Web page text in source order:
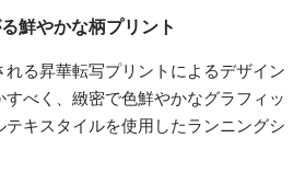
鮮やかな柄プリント
れる昇華転写プリントによるデザイン
べく、緻密で色鮮やかなグラフィッ
テキスタイルを使用したランニングシ